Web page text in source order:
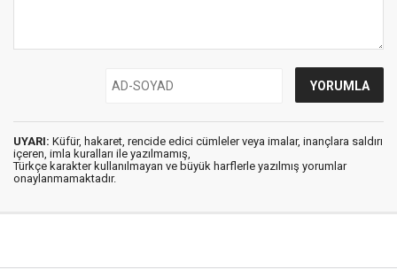
UYARI: Küfür, hakaret, rencide edici cümleler veya imalar, inançlara saldırı
içeren, imla kuralları ile yazılmamış,
Türkçe karakter kullanılmayan ve büyük harflerle yazılmış yorumlar
onaylanmamaktadır.